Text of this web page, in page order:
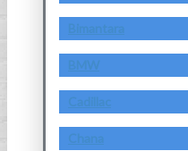
Bimantara
BMW
Cadillac
Chana